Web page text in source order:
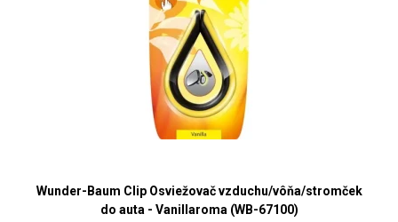
Wunder-Baum Clip Osviežovač vzduchu/vôňa/stromček
do auta - Vanillaroma (WB-67100)